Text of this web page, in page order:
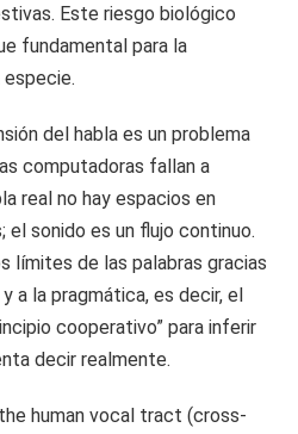
Este riesgo biológico
fundamental para la
del habla es un problema
computadoras fallan a
real no hay espacios en
el sonido es un flujo continuo.
límites de las palabras gracias
a la pragmática, es decir, el
cooperativo” para inferir
decir realmente.